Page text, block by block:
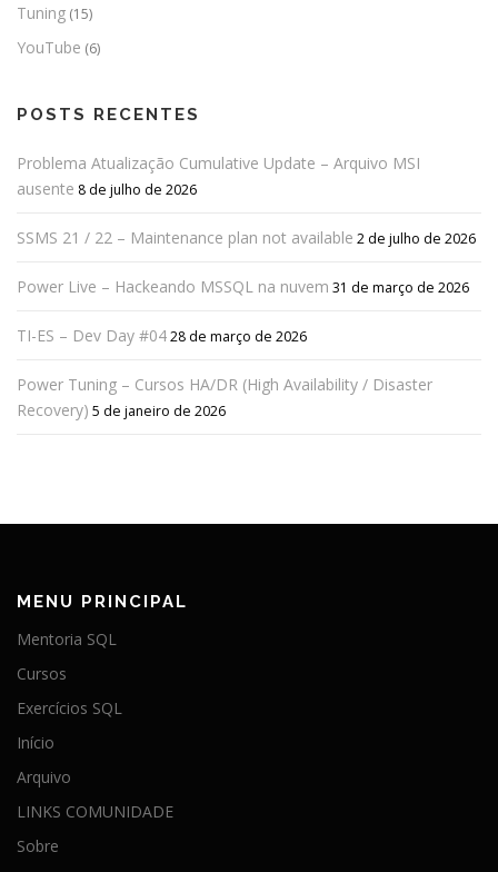
Tuning (15)
YouTube (6)
POSTS RECENTES
Problema Atualização Cumulative Update – Arquivo MSI
ausente 8 de julho de 2026
SSMS 21 / 22 – Maintenance plan not available 2 de julho de 2026
Power Live – Hackeando MSSQL na nuvem 31 de março de 2026
TI-ES – Dev Day #0428 de março de 2026
Power Tuning – Cursos HA/DR (High Availability / Disaster
Recovery) 5 de janeiro de 2026
MENU PRINCIPAL
Mentoria SQL
Cursos
Exercícios SQL
Início
Arquivo
LINKS COMUNIDADE
Sobre